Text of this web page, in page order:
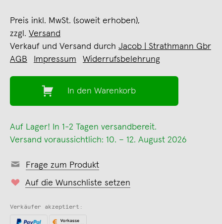
Preis inkl. MwSt. (soweit erhoben),
zzgl. Versand
Verkauf und Versand durch Jacob | Strathmann Gbr
AGB
Impressum Widerrufsbelehrung
In den Warenkorb
Auf Lager! In 1-2 Tagen versandbereit.
Versand voraussichtlich: 10. – 12. August 2026
Frage zum Produkt
Auf die Wunschliste setzen
Verkäufer akzeptiert: